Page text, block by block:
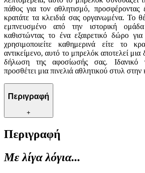
πάθος για τον αθλητισμό,
κρατάτε τα κλειδιά σας οργανωμένα. Το
εμπνευσμένο από την ιστορική
καθιστώντας το ένα εξαιρετικό δώρο
χρησιμοποιείτε καθημερινά είτε το
αντικείμενο, αυτό το μπρελόκ αποτελεί μια
δήλωση της αφοσίωσής σας. Ιδανικό
προσθέτει μια πινελιά αθλητικού στυλ
Περιγραφή
+
Περιγραφή
Με λίγα λόγια...